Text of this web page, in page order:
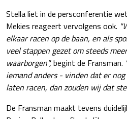
Stella liet in de persconferentie
Mekies reageert vervolgens ook.
elkaar racen op de baan, en als
veel stappen gezet om steeds
waarborgen",begint de Fransman.
iemand anders - vinden dat er
laten racen, dan zouden wij dat
De Fransman maakt tevens